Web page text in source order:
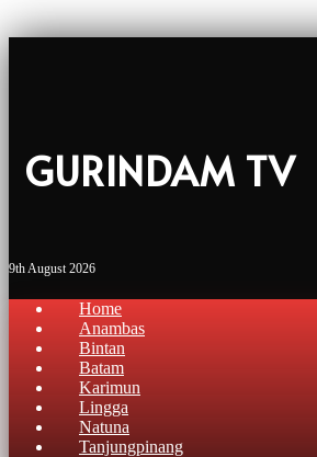
GURINDAM TV
9th August 2026
Home
Anambas
Bintan
Batam
Karimun
Lingga
Natuna
Tanjungpinang